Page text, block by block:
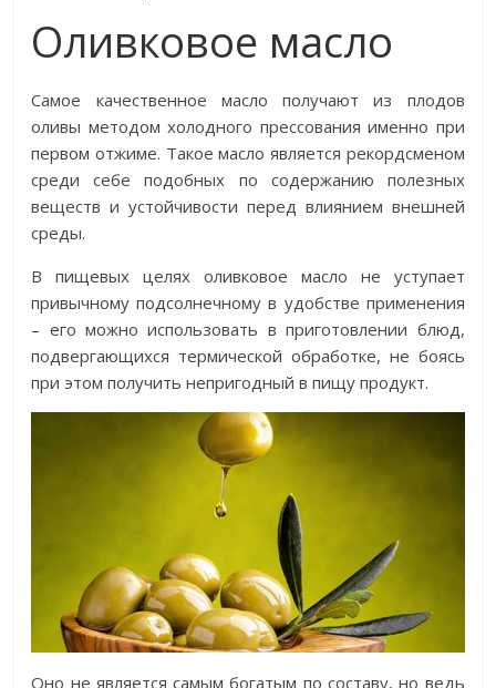
Оливковое масло
Самое качественное масло получают из плодов
оливы методом холодного прессования именно при
первом отжиме. Такое масло является рекордсменом
среди себе подобных по содержанию полезных
веществ и устойчивости перед влиянием внешней
среды.
В пищевых целях оливковое масло не уступает
привычному подсолнечному в удобстве применения
– его можно использовать в приготовлении блюд,
подвергающихся термической обработке, не боясь
при этом получить непригодный в пищу продукт.
Оно не является самым богатым по составу, но ведь